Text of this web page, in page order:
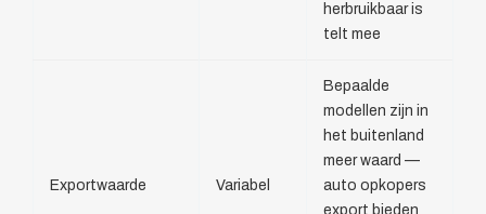
herbruikbaar is
telt mee
Exportwaarde Variabel
Bepaalde
modellen zijn in
het buitenland
meer waard —
auto opkopers
export bieden